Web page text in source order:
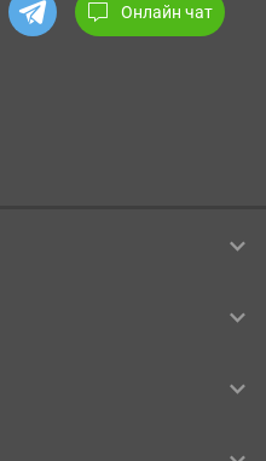
Онлайн чат